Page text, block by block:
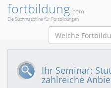
fortbildung.com
Die Suchmaschine für Fortbildungen
Ihr Seminar:
zahlreiche